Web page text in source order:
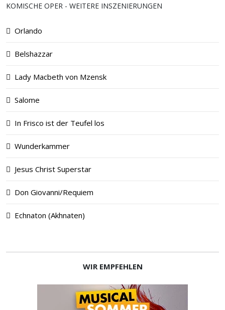
KOMISCHE OPER - WEITERE INSZENIERUNGEN
Orlando
Belshazzar
Lady Macbeth von Mzensk
Salome
In Frisco ist der Teufel los
Wunderkammer
Jesus Christ Superstar
Don Giovanni/Requiem
Echna­ton (Akhna­ten)
WIR EMPFEHLEN